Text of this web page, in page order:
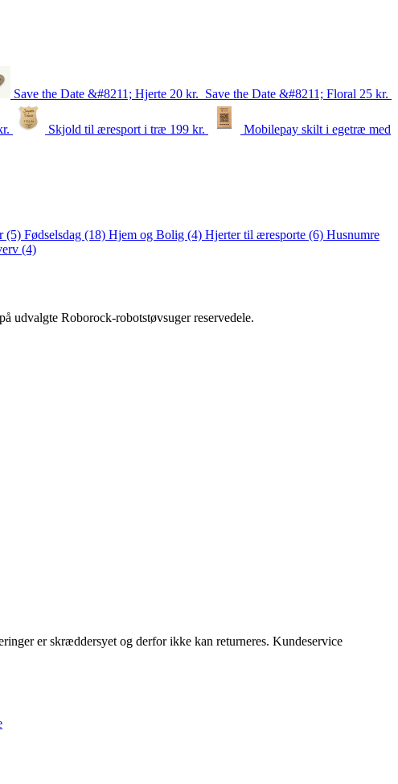
Save the Date &#8211; Hjerte 20 kr. Save the Date &#8211; Floral 25 kr.
Skjold til æresport i træ 199 kr.
Mobilepay skilt i egetræ med
(5) Fødselsdag (18) Hjem og Bolig (4) Hjerter til æresporte (6) Husnumre
(4)
på udvalgte Roborock‑robotstøvsuger reservedele.
er skræddersyet og derfor ikke kan returneres. Kundeservice